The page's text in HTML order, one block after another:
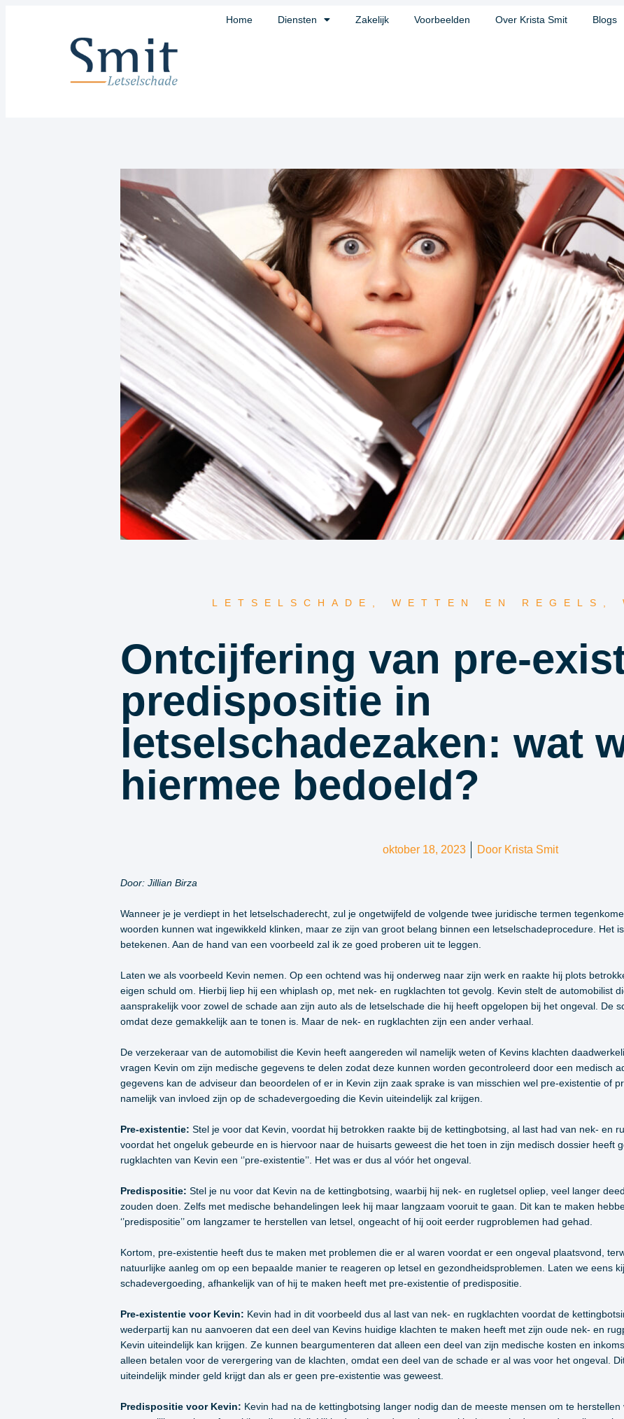
Home Diensten Zakelijk Voorbeelden Over Krista Smit Blogs
LETSELSCHADE , WETTEN EN REGELS ,
Ontcijfering van pre-
predispositie in
letselschadezaken: wat
hiermee bedoeld?
oktober 18, 2023 DoorKrista Smit
Door: Jillian Birza
Wanneer je je verdiept in het letselschaderecht, zul je ongetwijfeld de volgende twee juridische termen
woorden kunnen wat ingewikkeld klinken, maar ze zijn van groot belang binnen een letselschadeprocedure. Het
betekenen. Aan de hand van een voorbeeld zal ik ze goed proberen uit te leggen.
Laten we als voorbeeld Kevin nemen. Op een ochtend was hij onderweg naar zijn werk en raakte hij plots
eigen schuld om. Hierbij liep hij een whiplash op, met nek- en rugklachten tot gevolg. Kevin stelt de automobilist
aansprakelijk voor zowel de schade aan zijn auto als de letselschade die hij heeft opgelopen bij het ongeval. De
omdat deze gemakkelijk aan te tonen is. Maar de nek- en rugklachten zijn een ander verhaal.
De verzekeraar van de automobilist die Kevin heeft aangereden wil namelijk weten of Kevins klachten
vragen Kevin om zijn medische gegevens te delen zodat deze kunnen worden gecontroleerd door een medisch
gegevens kan de adviseur dan beoordelen of er in Kevin zijn zaak sprake is van misschien wel pre-existentie of
namelijk van invloed zijn op de schadevergoeding die Kevin uiteindelijk zal krijgen.
Pre-existentie: Stel je voor dat Kevin, voordat hij betrokken raakte bij de kettingbotsing, al last had van nek- en
voordat het ongeluk gebeurde en is hiervoor naar de huisarts geweest die het toen in zijn medisch dossier heeft
rugklachten van Kevin een ‘’pre-existentie’’. Het was er dus al vóór het ongeval.
Predispositie: Stel je nu voor dat Kevin na de kettingbotsing, waarbij hij nek- en rugletsel opliep, veel langer
zouden doen. Zelfs met medische behandelingen leek hij maar langzaam vooruit te gaan. Dit kan te maken
‘’predispositie’’ om langzamer te herstellen van letsel, ongeacht of hij ooit eerder rugproblemen had gehad.
Kortom, pre-existentie heeft dus te maken met problemen die er al waren voordat er een ongeval plaatsvond,
natuurlijke aanleg om op een bepaalde manier te reageren op letsel en gezondheidsproblemen. Laten we eens
schadevergoeding, afhankelijk van of hij te maken heeft met pre-existentie of predispositie.
Pre-existentie voor Kevin: Kevin had in dit voorbeeld dus al last van nek- en rugklachten voordat de
wederpartij kan nu aanvoeren dat een deel van Kevins huidige klachten te maken heeft met zijn oude nek- en
Kevin uiteindelijk kan krijgen. Ze kunnen beargumenteren dat alleen een deel van zijn medische kosten en
alleen betalen voor de verergering van de klachten, omdat een deel van de schade er al was voor het ongeval.
uiteindelijk minder geld krijgt dan als er geen pre-existentie was geweest.
Predispositie voor Kevin: Kevin had na de kettingbotsing langer nodig dan de meeste mensen om te